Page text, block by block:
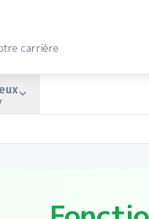
carrière